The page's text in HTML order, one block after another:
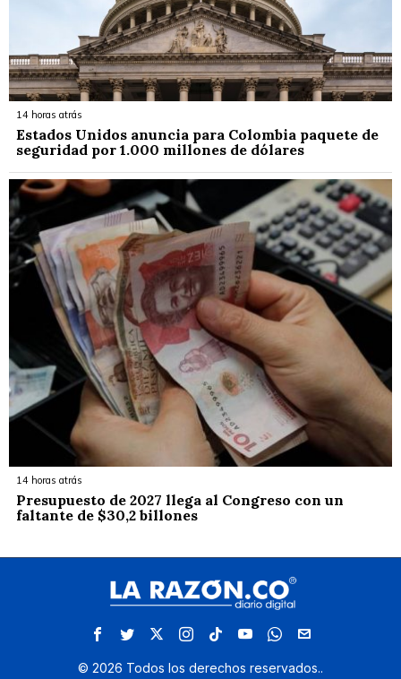
14 horas atrás
Estados Unidos anuncia para Colombia paquete de
seguridad por 1.000 millones de dólares
14 horas atrás
Presupuesto de 2027 llega al Congreso con un
faltante de $30,2 billones
© 2026 Todos los derechos reservados..